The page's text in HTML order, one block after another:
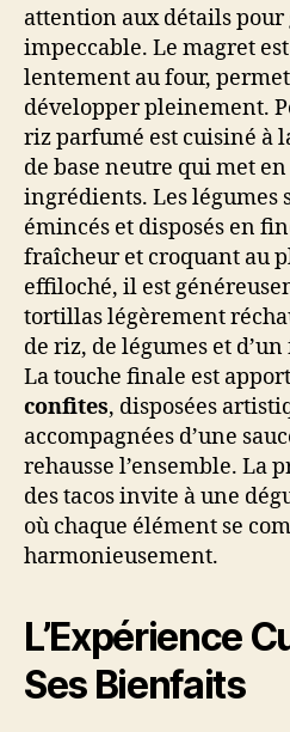
attention aux détails
impeccable. Le magret
lentement au four,
développer pleinement.
riz parfumé est cuisiné à
de base neutre qui met
ingrédients. Les légumes
émincés et disposés en
fraîcheur et croquant au
effiloché, il est
tortillas légèrement
de riz, de légumes et
La touche finale est
confites, disposées
accompagnées d’une
rehausse l’ensemble. La
des tacos invite à une
où chaque élément se
harmonieusement.
L’Expérience
Ses Bienfaits